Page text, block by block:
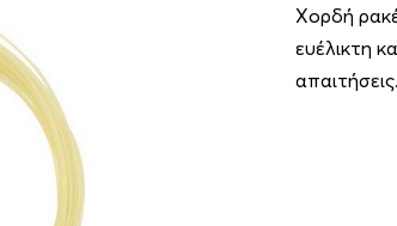
Χορδή
ευέλικτη
απαιτήσεις.